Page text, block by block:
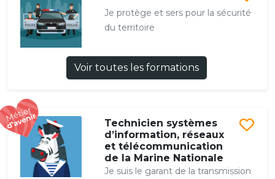
Je protège et sers pour la sécurité
du territoire
Voir toutes les formations
Technicien systèmes
d’information, réseaux
et télécommunication
de la Marine Nationale
Je suis le garant de la transmission